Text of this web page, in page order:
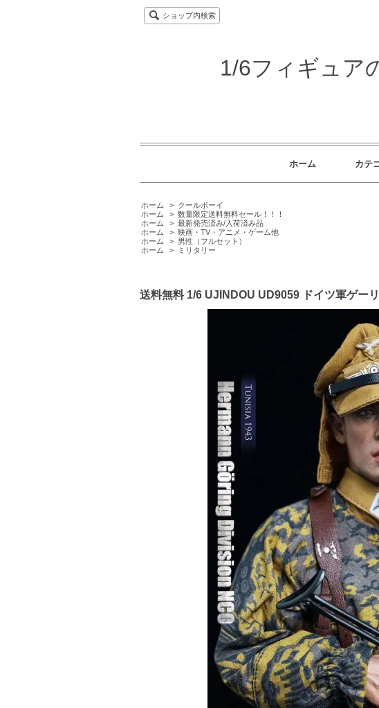
ショップ内検索
1/6フィギュア
ホーム カテ
ホーム > クールボーイ
ホーム
> 数量限定送料無料セール！！！
ホーム
> 最新発売済み/入荷済み品
ホーム
> 映画・TV・アニメ・ゲーム他
ホーム
> 男性（フルセット）
ホーム
> ミリタリー
送料無料 1/6 UJINDOU UD9059 ドイツ軍ゲー